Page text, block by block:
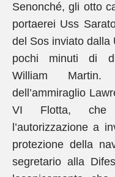
Senonché, gli otto
portaerei Uss
del Sos inviato dalla
pochi minuti di
William Martin.
dell’ammiraglio
VI Flotta, che
l’autorizzazione a
protezione della
segretario alla